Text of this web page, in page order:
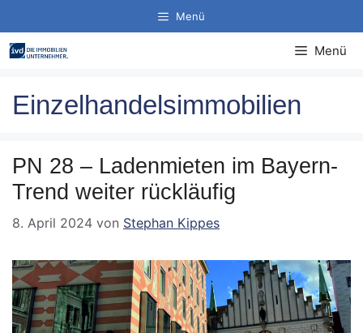
Inhalt
springen
Menü
Menü
Einzelhandelsimmobilien
PN 28 – Ladenmieten im Bayern-
Trend weiter rückläufig
8. April 2024 von Stephan Kippes